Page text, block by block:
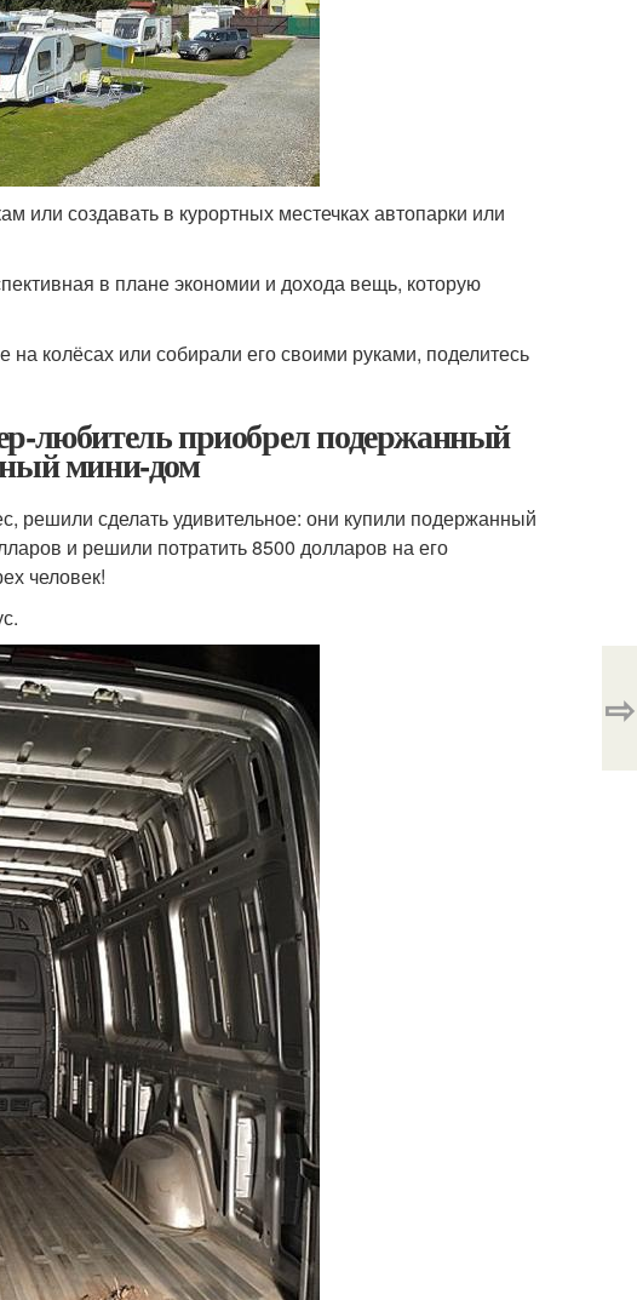
или создавать в курортных местечках автопарки или
в плане экономии и дохода вещь, которую
колёсах или собирали его своими руками, поделитесь
любитель приобрел подержанный
мини-дом
сделать удивительное: они купили подержанный
и решили потратить 8500 долларов на его
человек!
⇨